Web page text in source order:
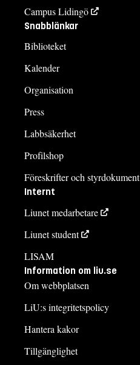
Campus Lidingö
Snabblänkar
Biblioteket
Kalender
Organisation
Press
Labbsäkerhet
Profilshop
Föreskrifter och styrdokument
Internt
Liunet medarbetare
Liunet student
LISAM
Information om liu.se
Om webbplatsen
LiU:s integritetspolicy
Hantera kakor
Tillgänglighet